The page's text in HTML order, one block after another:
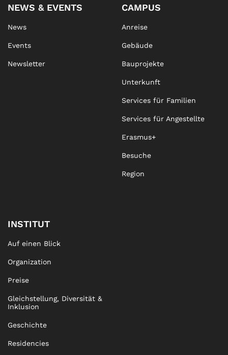
NEWS & EVENTS
News
Events
Newsletter
CAMPUS
Anreise
Gebäude
Bauprojekte
Unterkunft
Services für Familien
Services für Angestellte
Erasmus+
Besuche
Region
INSTITUT
Auf einen Blick
Organization
Preise
Gleichstellung, Diversität &
Inklusion
Geschichte
Residencies